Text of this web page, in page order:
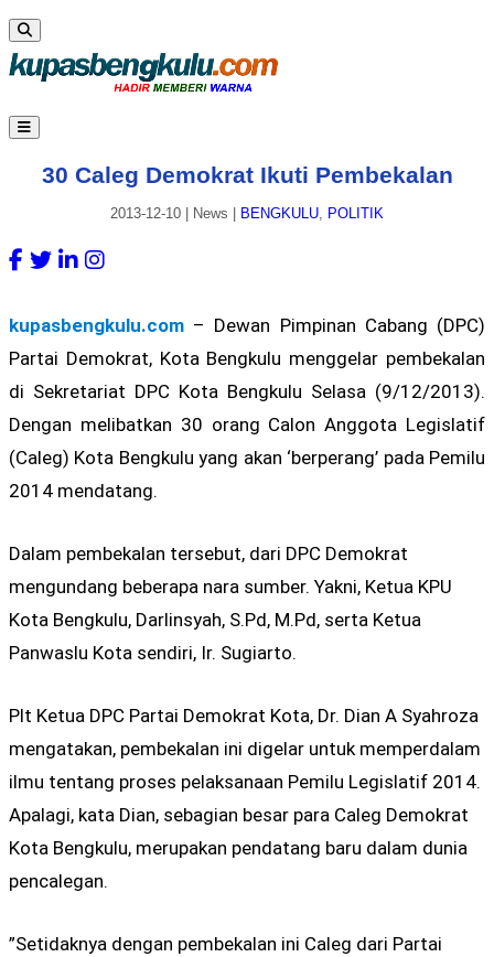
30 Caleg Demokrat Ikuti Pembekalan
2013-12-10 News BENGKULU, POLITIK
kupasbengkulu.com – Dewan Pimpinan Cabang (DPC)
Partai Demokrat, Kota Bengkulu menggelar pembekalan
di Sekretariat DPC Kota Bengkulu Selasa (9/12/2013).
Dengan melibatkan 30 orang Calon Anggota Legislatif
(Caleg) Kota Bengkulu yang akan ‘berperang’ pada Pemilu
2014 mendatang.
Dalam pembekalan tersebut, dari DPC Demokrat
mengundang beberapa nara sumber. Yakni, Ketua KPU
Kota Bengkulu, Darlinsyah, S.Pd, M.Pd, serta Ketua
Panwaslu Kota sendiri, Ir. Sugiarto.
Plt Ketua DPC Partai Demokrat Kota, Dr. Dian A Syahroza
mengatakan, pembekalan ini digelar untuk memperdalam
ilmu tentang proses pelaksanaan Pemilu Legislatif 2014.
Apalagi, kata Dian, sebagian besar para Caleg Demokrat
Kota Bengkulu, merupakan pendatang baru dalam dunia
pencalegan.
”Setidaknya dengan pembekalan ini Caleg dari Partai